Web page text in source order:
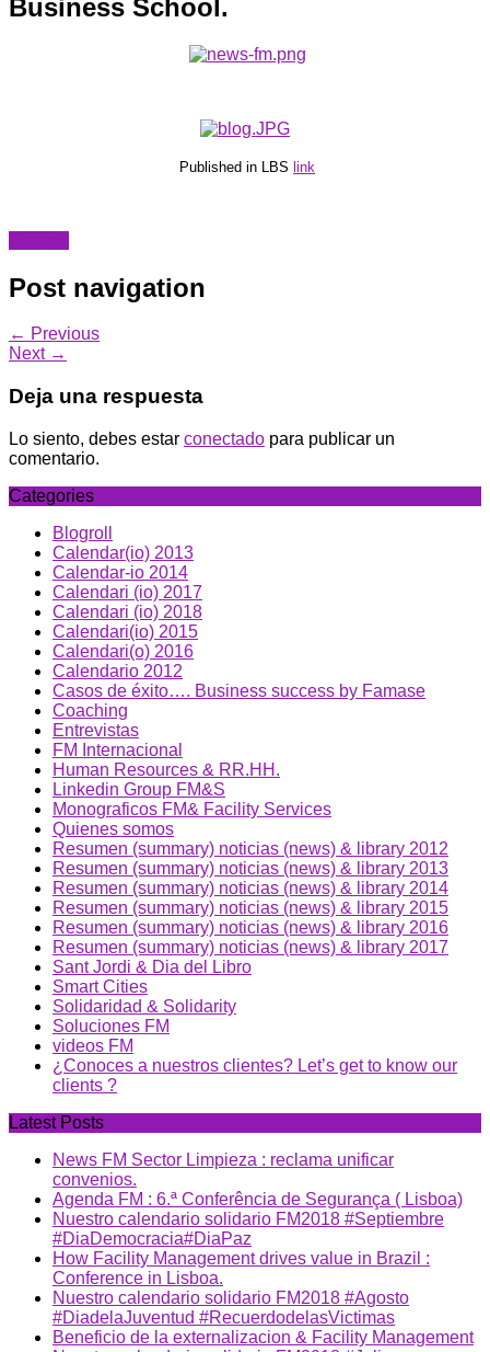
Business School.
Published in LBS link
Post navigation
← Previous
Next →
Deja una respuesta
Lo siento, debes estar conectado para publicar un
comentario.
Categories
Blogroll
Calendar(io) 2013
Calendar-io 2014
Calendari (io) 2017
Calendari (io) 2018
Calendari(io) 2015
Calendari(o) 2016
Calendario 2012
Casos de éxito…. Business success by Famase
Coaching
Entrevistas
FM Internacional
Human Resources & RR.HH.
Linkedin Group FM&S
Monograficos FM& Facility Services
Quienes somos
Resumen (summary) noticias (news) & library 2012
Resumen (summary) noticias (news) & library 2013
Resumen (summary) noticias (news) & library 2014
Resumen (summary) noticias (news) & library 2015
Resumen (summary) noticias (news) & library 2016
Resumen (summary) noticias (news) & library 2017
Sant Jordi & Dia del Libro
Smart Cities
Solidaridad & Solidarity
Soluciones FM
videos FM
¿Conoces a nuestros clientes? Let’s get to know our
clients ?
Latest Posts
News FM Sector Limpieza : reclama unificar
convenios.
Agenda FM : 6.ª Conferência de Segurança ( Lisboa)
Nuestro calendario solidario FM2018 #Septiembre
#DiaDemocracia#DiaPaz
How Facility Management drives value in Brazil :
Conference in Lisboa.
Nuestro calendario solidario FM2018 #Agosto
#DiadelaJuventud #RecuerdodelasVictimas
Beneficio de la externalizacion & Facility Management